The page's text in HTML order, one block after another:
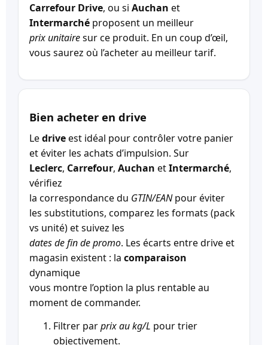
Carrefour Drive, ou si Auchan et
Intermarché proposent un meilleur
prix unitairesur ce produit. En un coup d’œil,
vous saurez où l’acheter au meilleur tarif.
Bien acheter en drive
Ledriveest idéal pour contrôler votre panier
et éviter les achats d’impulsion. Sur
Leclerc, Carrefour, Auchan etIntermarché,
vérifiez
la correspondance du GTIN/EANpour éviter
les substitutions, comparez les formats (pack
vs unité) et suivez les
dates de fin de promo. Les écarts entre drive et
magasin existent : la comparaison
dynamique
vous montre l’option la plus rentable au
moment de commander.
Filtrer parprix au kg/L pour trier
objectivement.